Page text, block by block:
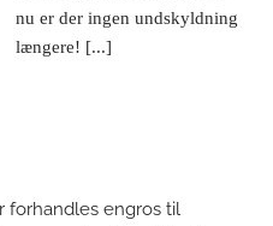
nu er der ingen undskyldning
længere! [...]
forhandles engros til